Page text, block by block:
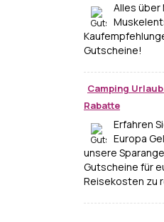
Alles
Gutscheine!
Camping
Rabatte
Erfahren
Europa
unsere
Gutscheine für
Reisekosten zu